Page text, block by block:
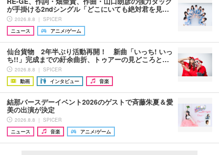
が手掛ける2ndシングル「どこにいても絶対君を見…
2026.8.8 ｜ SPICER
ニュース
アニメ/ゲーム
仙台貨物 2年半ぶり活動再開！ 新曲「いっち! いっ
ち!!」完成までの紆余曲折、トゥアーの見どころと…
2026.8.8 ｜ SPICER
動画
インタビュー 音楽
結那バースデーイベント2026のゲストで斉藤朱夏＆愛
美の出演が決定
2026.8.8 ｜ SPICER
ニュース
音楽 アニメ/ゲーム